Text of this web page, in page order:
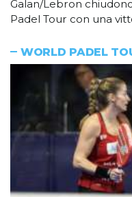
Galan/Lebron
Padel Tour con una
WORLD PADEL